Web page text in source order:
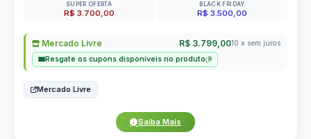
SUPER OFERTA
R$ 3.700,00
BLACK FRIDAY
R$ 3.500,00
Mercado Livre R$ 3.799,0010 x sem juros
Resgate os cupons disponiveis no produto
Mercado Livre
Saiba Mais